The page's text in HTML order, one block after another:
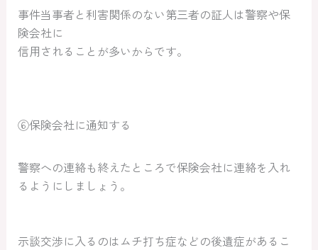
事件当事者と利害関係のない第三者の証人は警察や保
険会社に
信用されることが多いからです。
⑥保険会社に通知する
警察への連絡も終えたところで保険会社に連絡を入れ
るようにしましょう。
示談交渉に入るのはムチ打ち症などの後遺症があるこ